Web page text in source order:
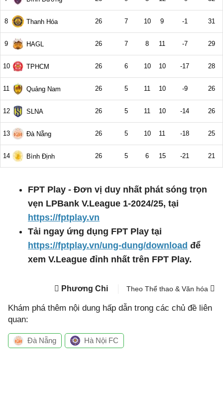
FPT Play - Đơn vị duy nhất phát sóng trọn
vẹn LPBank V.League 1-2024/25, tại
https://fptplay.vn
Tải ngay ứng dụng FPT Play tại
https://fptplay.vn/ung-dung/download để
xem V.League đỉnh nhất trên FPT Play.
Phương Chi Theo Thể thao & Văn hóa
Khám phá thêm nội dung hấp dẫn trong các chủ đề liên
quan:
Đà Nẵng Hà Nội FC